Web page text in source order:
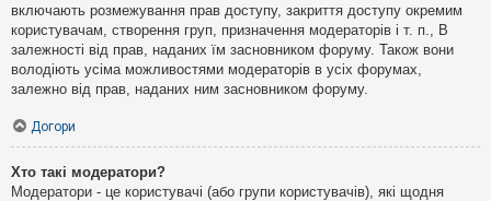
включають розмежування прав доступу, закриття доступу окремим
користувачам, створення груп, призначення модераторів і т. п., В
залежності від прав, наданих їм засновником форуму. Також вони
володіють усіма можливостями модераторів в усіх форумах,
залежно від прав, наданих ним засновником форуму.
Догори
Хто такі модератори?
Модератори - це користувачі (або групи користувачів), які щодня